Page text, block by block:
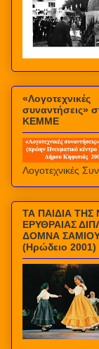
«Λογοτεχνικές
συναντήσεις»
ΚΕΜΜΕ
Λογοτεχνικές
ΤΑ ΠΑΙΔΙΑ ΤΗΣ
ΕΡΥΘΡΑΙΑΣ
ΔΟΜΝΑ
(Ηρώδειο 2001)